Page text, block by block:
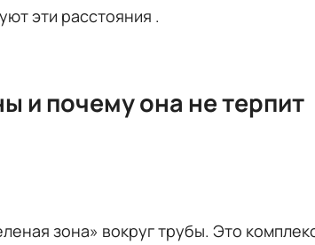
эти расстояния .
и почему она не терпит
зона» вокруг трубы. Это